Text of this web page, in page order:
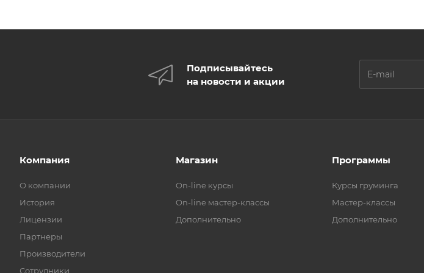
Подписывайтесь
на новости и акции
Компания
О компании
История
Лицензии
Партнеры
Производители
Сотрудники
Магазин
On-line курсы
On-line мастер-классы
Дополнительно
Программы
Курсы груминга
Мастер-классы
Дополнительно